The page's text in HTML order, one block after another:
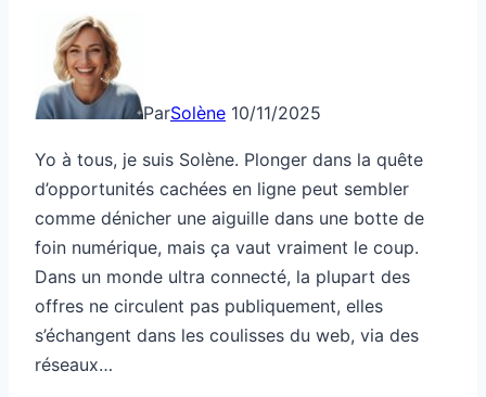
ParSolène 10/11/2025
Yo à tous, je suis Solène. Plonger dans la quête
d’opportunités cachées en ligne peut sembler
comme dénicher une aiguille dans une botte de
foin numérique, mais ça vaut vraiment le coup.
Dans un monde ultra connecté, la plupart des
offres ne circulent pas publiquement, elles
s’échangent dans les coulisses du web, via des
réseaux…